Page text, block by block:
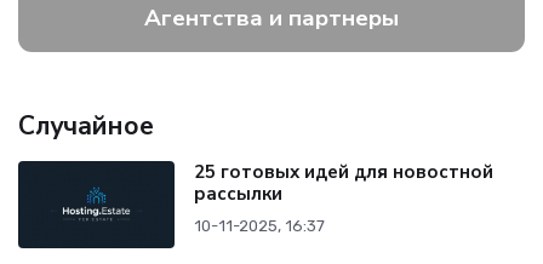
Агентства и партнеры
Случайное
25 готовых идей для новостной
рассылки
10-11-2025, 16:37